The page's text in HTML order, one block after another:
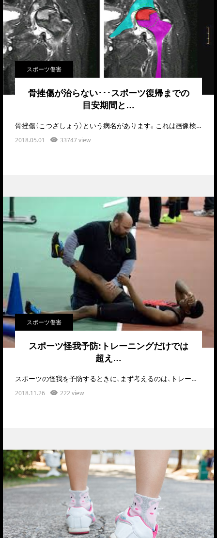
スポーツ傷害
骨挫傷が治らない･･･スポーツ復帰までの
目安期間と…
骨挫傷（こつざしょう）という病名があります。これは画像検査がレントゲンやCTしかできなかった時代…
2018.05.01 33747 view
スポーツ傷害
スポーツ怪我予防:トレーニングだけでは
超え…
スポーツの怪我を予防するときに、まず考えるのは、トレーニングをして、ストレッチをして･･･身体を強く…
2018.11.26 222 view